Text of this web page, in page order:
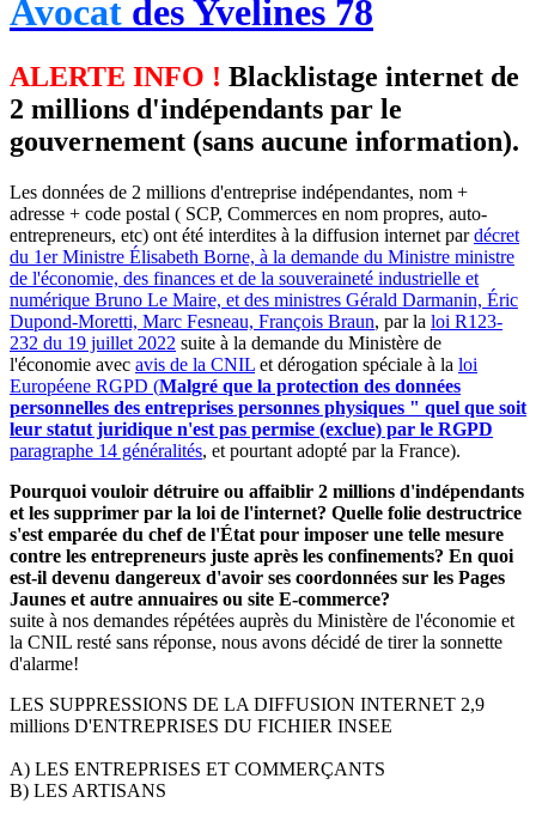
Avocat des Yvelines 78
ALERTE INFO ! Blacklistage internet de
2 millions d'indépendants par le
gouvernement (sans aucune information).
Les données de 2 millions d'entreprise indépendantes, nom +
adresse + code postal ( SCP, Commerces en nom propres, auto-
entrepreneurs, etc) ont été interdites à la diffusion internet pardécret
du 1er Ministre Élisabeth Borne, à la demande du Ministre ministre
de l'économie, des finances et de la souveraineté industrielle et
numérique Bruno Le Maire, et des ministres Gérald Darmanin, Éric
Dupond-Moretti, Marc Fesneau, François Braun, par la loi R123-
232 du 19 juillet 2022 suite à la demande du Ministère de
l'économie avec avis de la CNIL et dérogation spéciale à la loi
Européene RGPD (Malgré que la protection des données
personnelles des entreprises personnes physiques " quel que soit
leur statut juridique n'est pas permise (exclue) par le RGPD
paragraphe 14 généralités, et pourtant adopté par la France).
Pourquoi vouloir détruire ou affaiblir 2 millions d'indépendants
et les supprimer par la loi de l'internet? Quelle folie destructrice
s'est emparée du chef de l'État pour imposer une telle mesure
contre les entrepreneurs juste après les confinements? En quoi
est-il devenu dangereux d'avoir ses coordonnées sur les Pages
Jaunes et autre annuaires ou site E-commerce?
suite à nos demandes répétées auprès du Ministère de l'économie et
la CNIL resté sans réponse, nous avons décidé de tirer la sonnette
d'alarme!
LES SUPPRESSIONS DE LA DIFFUSION INTERNET 2,9
millions D'ENTREPRISES DU FICHIER INSEE
A) LES ENTREPRISES ET COMMERÇANTS
B) LES ARTISANS